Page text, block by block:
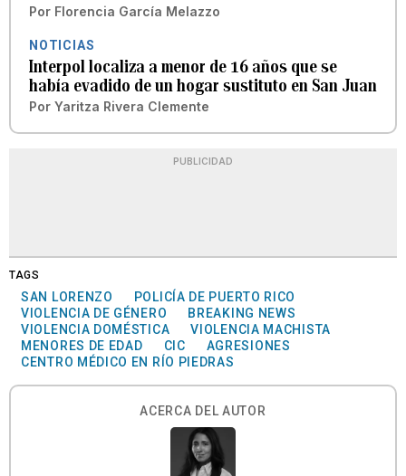
Por Florencia García Melazzo
NOTICIAS
Interpol localiza a menor de 16 años que se
había evadido de un hogar sustituto en San Juan
Por Yaritza Rivera Clemente
PUBLICIDAD
TAGS
SAN LORENZO
POLICÍA DE PUERTO RICO
VIOLENCIA DE GÉNERO
BREAKING NEWS
VIOLENCIA DOMÉSTICA
VIOLENCIA MACHISTA
MENORES DE EDAD
CIC
AGRESIONES
CENTRO MÉDICO EN RÍO PIEDRAS
ACERCA DEL AUTOR